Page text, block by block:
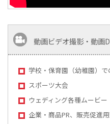
動画ビデオ撮影・動画
学校・保育園（幼稚園）で
スポーツ大会
ウェディング各種ムービー
企業・商品PR、販売促進